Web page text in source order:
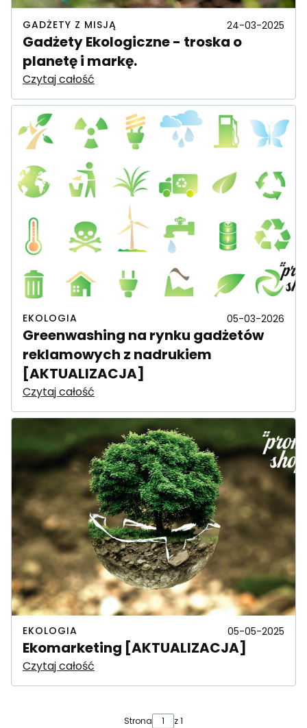
GADŻETY Z MISJĄ 24-03-2025
Gadżety Ekologiczne - troska o
planetę i markę.
Czytaj całość
EKOLOGIA 05-03-2026
Greenwashing na rynku gadżetów
reklamowych z nadrukiem
[AKTUALIZACJA]
Czytaj całość
EKOLOGIA 05-05-2025
Ekomarketing [AKTUALIZACJA]
Czytaj całość
Strona z 1